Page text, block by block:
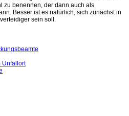
zu benennen, der dann auch als
Besser ist es natürlich, sich zunächst in
sein soll.
Unfallort